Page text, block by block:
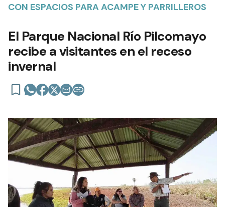
CON ESPACIOS PARA ACAMPE Y PARRILLEROS
El Parque Nacional Río Pilcomayo
recibe a visitantes en el receso
invernal